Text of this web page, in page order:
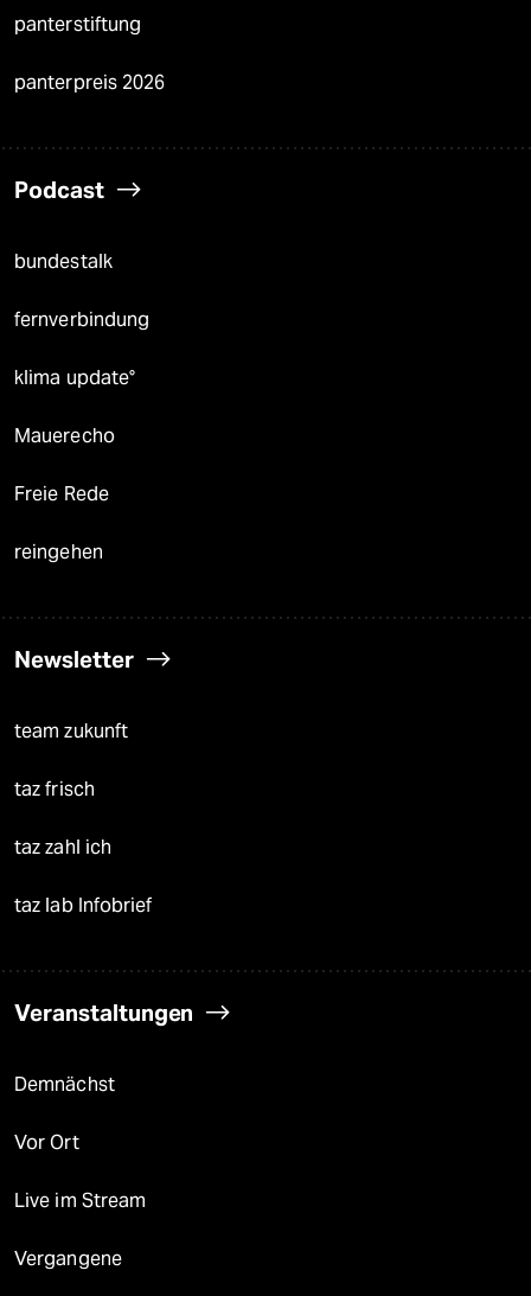
panterstiftung
panterpreis 2026
Podcast
bundestalk
fernverbindung
klima update°
Mauerecho
Freie Rede
reingehen
Newsletter
team zukunft
taz frisch
taz zahl ich
taz lab Infobrief
Veranstaltungen
Demnächst
Vor Ort
Live im Stream
Vergangene